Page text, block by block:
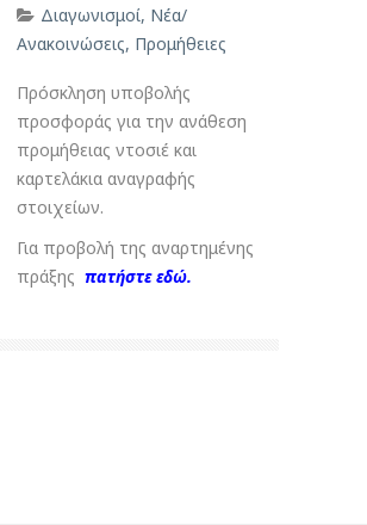
Διαγωνισμοί, Νέα/
Ανακοινώσεις, Προμήθειες
Πρόσκληση υποβολής
προσφοράς για την ανάθεση
προμήθειας ντοσιέ και
καρτελάκια αναγραφής
στοιχείων.
Για προβολή της αναρτημένης
πράξης πατήστε εδώ.